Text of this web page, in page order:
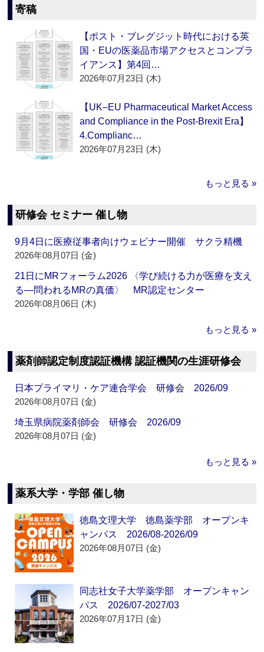
寄稿
【ポスト・ブレグジット時代における英
国・EUの医薬品市場アクセスとコンプラ
イアンス】第4回…
2026年07月23日 (木)
【UK–EU Pharmaceutical Market Access
and Compliance in the Post-Brexit Era】
4.Complianc…
2026年07月23日 (木)
もっと見る »
研修会 セミナー 催し物
9月4日に医療従事者向けウェビナー開催 サクラ精機
2026年08月07日 (金)
21日にMRフォーラム2026 〈学び続ける力が医療を支え
る―問われるMRの真価〉 MR認定センター
2026年08月06日 (木)
もっと見る »
薬剤師認定制度認証機構 認証機関の生涯研修会
日本プライマリ・ケア連合学会 研修会 2026/09
2026年08月07日 (金)
埼玉県病院薬剤師会 研修会 2026/09
2026年08月07日 (金)
もっと見る »
薬系大学・学部 催し物
徳島文理大学 徳島薬学部 オープンキ
ャンパス 2026/08-2026/09
2026年08月07日 (金)
同志社女子大学薬学部 オープンキャン
パス 2026/07-2027/03
2026年07月17日 (金)